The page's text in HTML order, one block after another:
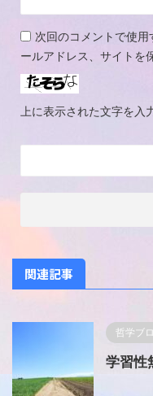
次回のコメントで使
ールアドレス、サイトを
上に表示された文字を入
関連記事
哲学ブ
学習性